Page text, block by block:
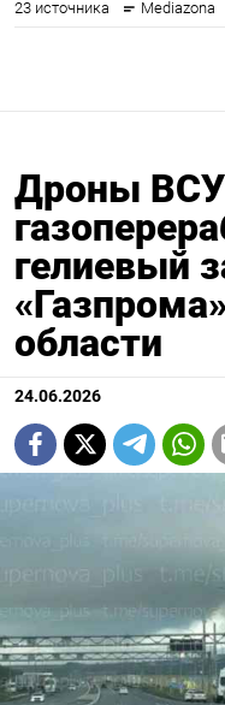
Дроны ВСУ
гелиевый
области
24.06.2026